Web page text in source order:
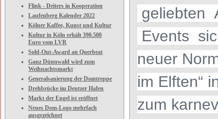
Flink - Deiters in Kooperation
Laufenberg Kalender 2022
Kölner Kaffee, Kunst und Kultur
Kultur in Köln erhält 390.500
Euro vom LVR
Sold-Out-Award an Querbeat
Ganz Dünnwald wird zum
Weihnachtsmarkt
Generalsanierung der Domtreppe
Drehbrücke im Deutzer Hafen
Markt der Engel ist eröffnet
Neues Dom-Logo mehrfach
ausgezeichnet
geliebten
Events
neuer
im Elften“
zum karnev